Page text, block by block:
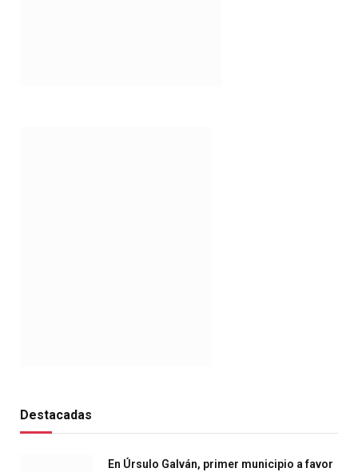
Destacadas
En Úrsulo Galván, primer municipio a favor